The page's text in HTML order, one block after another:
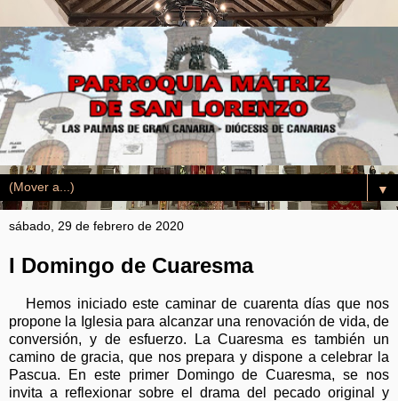
▼
sábado, 29 de febrero de 2020
I Domingo de Cuaresma
Hemos iniciado este caminar de cuarenta días que nos
propone la Iglesia para alcanzar una renovación de vida, de
conversión, y de esfuerzo. La Cuaresma es también un
camino de gracia, que nos prepara y dispone a celebrar la
Pascua. En este primer Domingo de Cuaresma, se nos
invita a reflexionar sobre el drama del pecado original y